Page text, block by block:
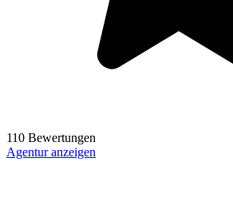
110 Bewertungen
Agentur anzeigen